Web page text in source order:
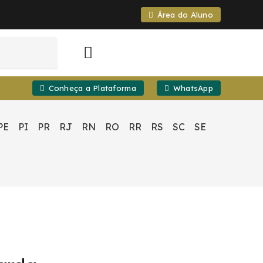
Área do Aluno
Conheça a Plataforma WhatsApp
PI PR RJ RN RO RR RS SC
SE